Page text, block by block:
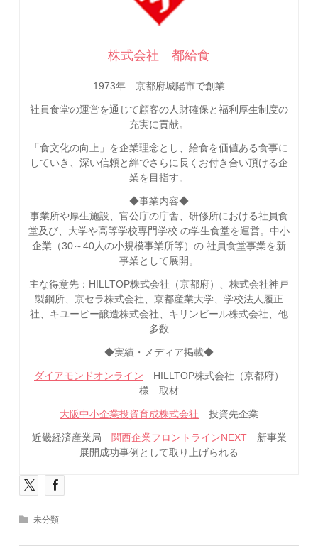
株式会社 都給食
1973年 京都府城陽市で創業
社員食堂の運営を通じて顧客の人財確保と福利厚生制度の
充実に貢献。
「食文化の向上」を企業理念とし、給食を価値ある食事に
していき、深い信頼と絆でさらに長くお付き合い頂ける企
業を目指す。
◆事業内容◆
事業所や厚生施設、官公庁の庁舎、研修所における社員食
堂及び、大学や高等学校専門学校 の学生食堂を運営。中小
企業（30～40人の小規模事業所等）の 社員食堂事業を新
事業として展開。
主な得意先：HILLTOP株式会社（京都府）、株式会社神戸
製鋼所、京セラ株式会社、京都産業大学、学校法人履正
社、キユーピー醸造株式会社、キリンビール株式会社、他
多数
◆実績・メディア掲載◆
ダイアモンドオンライン HILLTOP株式会社（京都府）
様 取材
大阪中小企業投資育成株式会社 投資先企業
近畿経済産業局 関西企業フロントラインNEXT新事業
展開成功事例として取り上げられる
未分類